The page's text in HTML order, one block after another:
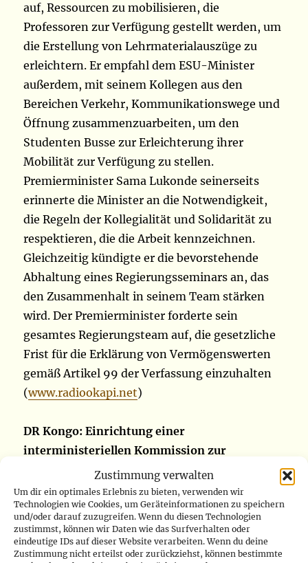
Zustimmung verwalten
Um dir ein optimales Erlebnis zu bieten, verwenden wir
Technologien wie Cookies, um Geräteinformationen zu speichern
und/oder darauf zuzugreifen. Wenn du diesen Technologien
zustimmst, können wir Daten wie das Surfverhalten oder
eindeutige IDs auf dieser Website verarbeiten. Wenn du deine
Zustimmung nicht erteilst oder zurückziehst, können bestimmte
auf, Ressourcen zu mobilisieren, die
Professoren zur Verfügung gestellt werden, um
die Erstellung von Lehrmaterialauszüge zu
erleichtern. Er empfahl dem ESU-Minister
außerdem, mit seinem Kollegen aus den
Bereichen Verkehr, Kommunikationswege und
Öffnung zusammenzuarbeiten, um den
Studenten Busse zur Erleichterung ihrer
Mobilität zur Verfügung zu stellen.
Premierminister Sama Lukonde seinerseits
erinnerte die Minister an die Notwendigkeit,
die Regeln der Kollegialität und Solidarität zu
respektieren, die die Arbeit kennzeichnen.
Gleichzeitig kündigte er die bevorstehende
Abhaltung eines Regierungsseminars an, das
den Zusammenhalt in seinem Team stärken
wird. Der Premierminister forderte sein
gesamtes Regierungsteam auf, die gesetzliche
Frist für die Erklärung von Vermögenswerten
gemäß Artikel 99 der Verfassung einzuhalten
(www.radiookapi.net)
DR Kongo: Einrichtung einer
interministeriellen Kommission zur
Untersuchung der RAM-Situation
Der stellvertretende Ministerpräsident,
Minister für Inneres, Sicherheit,
Dezentralisierung und übliche